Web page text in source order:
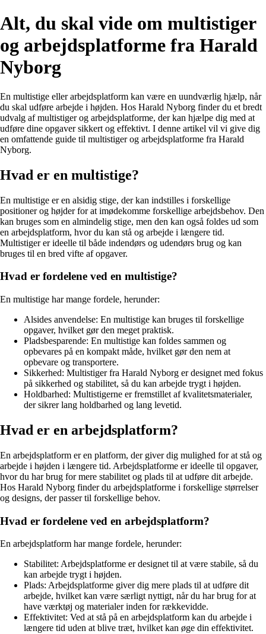
Alt, du skal vide om multistiger
og arbejdsplatforme fra Harald
Nyborg
En multistige eller arbejdsplatform kan være en uundværlig hjælp, når
du skal udføre arbejde i højden. Hos Harald Nyborg finder du et bredt
udvalg af multistiger og arbejdsplatforme, der kan hjælpe dig med at
udføre dine opgaver sikkert og effektivt. I denne artikel vil vi give dig
en omfattende guide til multistiger og arbejdsplatforme fra Harald
Nyborg.
Hvad er en multistige?
En multistige er en alsidig stige, der kan indstilles i forskellige
positioner og højder for at imødekomme forskellige arbejdsbehov. Den
kan bruges som en almindelig stige, men den kan også foldes ud som
en arbejdsplatform, hvor du kan stå og arbejde i længere tid.
Multistiger er ideelle til både indendørs og udendørs brug og kan
bruges til en bred vifte af opgaver.
Hvad er fordelene ved en multistige?
En multistige har mange fordele, herunder:
Alsides anvendelse: En multistige kan bruges til forskellige
opgaver, hvilket gør den meget praktisk.
Pladsbesparende: En multistige kan foldes sammen og
opbevares på en kompakt måde, hvilket gør den nem at
opbevare og transportere.
Sikkerhed: Multistiger fra Harald Nyborg er designet med fokus
på sikkerhed og stabilitet, så du kan arbejde trygt i højden.
Holdbarhed: Multistigerne er fremstillet af kvalitetsmaterialer,
der sikrer lang holdbarhed og lang levetid.
Hvad er en arbejdsplatform?
En arbejdsplatform er en platform, der giver dig mulighed for at stå og
arbejde i højden i længere tid. Arbejdsplatforme er ideelle til opgaver,
hvor du har brug for mere stabilitet og plads til at udføre dit arbejde.
Hos Harald Nyborg finder du arbejdsplatforme i forskellige størrelser
og designs, der passer til forskellige behov.
Hvad er fordelene ved en arbejdsplatform?
En arbejdsplatform har mange fordele, herunder:
Stabilitet: Arbejdsplatforme er designet til at være stabile, så du
kan arbejde trygt i højden.
Plads: Arbejdsplatforme giver dig mere plads til at udføre dit
arbejde, hvilket kan være særligt nyttigt, når du har brug for at
have værktøj og materialer inden for rækkevidde.
Effektivitet: Ved at stå på en arbejdsplatform kan du arbejde i
længere tid uden at blive træt, hvilket kan øge din effektivitet.